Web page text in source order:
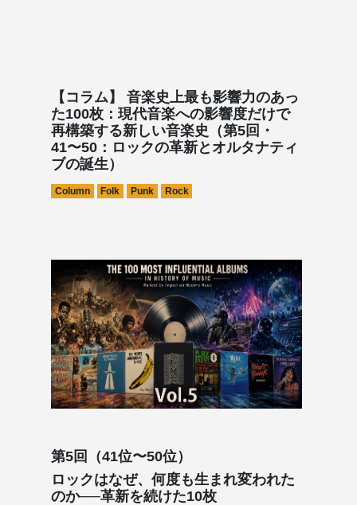
【コラム】 音楽史上最も影響力のあっ
た100枚：現代音楽への影響度だけで
再構築する新しい音楽史（第5回・
41〜50：ロックの革新とオルタナティ
ブの誕生）
Column Folk Punk Rock
第5回（41位〜50位）
ロックはなぜ、何度も生まれ変われた
のか──革新を続けた10枚